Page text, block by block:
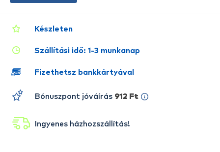
Készleten
Szállítási idő: 1-3 munkanap
Fizethetsz bankkártyával
Bónuszpont jóváírás 912 Ft
Ingyenes házhozszállítás!